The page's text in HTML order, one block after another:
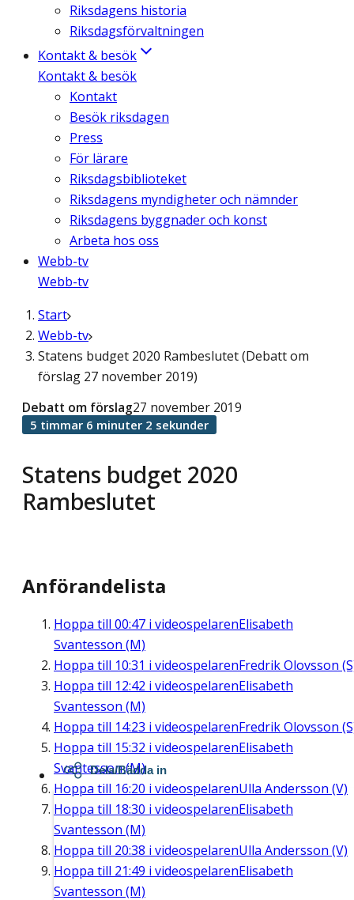
Riksdagens historia
Riksdagsförvaltningen
Kontakt & besök
Kontakt & besök
Kontakt
Besök riksdagen
Press
För lärare
Riksdagsbiblioteket
Riksdagens myndigheter och nämnder
Riksdagens byggnader och konst
Arbeta hos oss
Webb-tv
Webb-tv
Start
Webb-tv
Statens budget 2020 Rambeslutet (Debatt om
förslag 27 november 2019)
Statens budget 2020
Rambeslutet
Debatt om förslag27 november 2019
5 timmar 6 minuter 2 sekunder
Anförandelista
Hoppa till 00:47 i videospelarenElisabeth
Svantesson (M)
Hoppa till 10:31 i videospelarenFredrik Olovsson
Hoppa till 12:42 i videospelarenElisabeth
Svantesson (M)
Hoppa till 14:23 i videospelarenFredrik Olovsson
Hoppa till 15:32 i videospelarenElisabeth
Svantesson (M)
Hoppa till 16:20 i videospelarenUlla Andersson (V)
Hoppa till 18:30 i videospelarenElisabeth
Svantesson (M)
Hoppa till 20:38 i videospelarenUlla Andersson (V)
Hoppa till 21:49 i videospelarenElisabeth
Svantesson (M)
Dela/Bädda in